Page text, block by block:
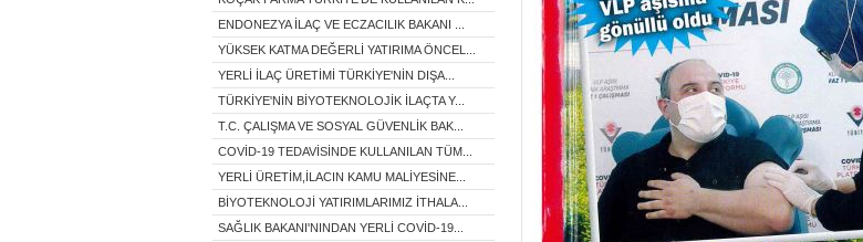
ENDONEZYA İLAÇ VE ECZACILIK BAKANI ...
YÜKSEK KATMA DEĞERLİ YATIRIMA ÖNCEL...
YERLİ İLAÇ ÜRETİMİ TÜRKİYE'NİN DIŞA...
TÜRKİYE'NİN BİYOTEKNOLOJİK İLAÇTA Y...
T.C. ÇALIŞMA VE SOSYAL GÜVENLİK BAK...
COVİD-19 TEDAVİSİNDE KULLANILAN TÜM...
YERLİ ÜRETİM,İLACIN KAMU MALİYESİNE...
BİYOTEKNOLOJİ YATIRIMLARIMIZ İTHALA...
SAĞLIK BAKANI'NINDAN YERLİ COVİD-19...